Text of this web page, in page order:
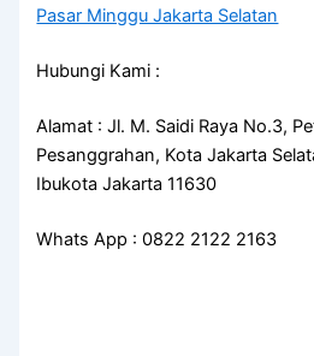
Pasar Minggu Jakarta Selatan
Hubungi Kami :
Alamat : Jl. M. Saidi Raya No.3,
Pesanggrahan, Kota Jakarta
Ibukota Jakarta 11630
Whats App : 0822 2122 2163